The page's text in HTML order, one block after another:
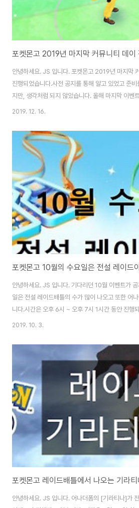
포켓몬고 2019년 마지막 커뮤니티 데이
안녕하세요. JS 입니다. 포켓몬고 2019년 마지막
진행되었습니다.사전 공지를 통해 알고 있었고 준
지만, 생각처럼 되지 않았습니다. 올해 마지막 이
마리를 잡는다! 12월 이벤트 다시 살펴 보기 올해 마
전 9시 ~ 오후 11시까지- 오전 11시 ~ 오후 2시까
부화 거리 2배 단축- 다양한 포켓몬 포획과 레이
월 15일 토요일 오전 9시 ~ 오후 11시까지 (토요일
2시까지 별의 모래와 XP 2배- 알 부화 거리 2배 단
2019. 12. 16.
포켓몬고 10월의 수요일은 전설 레이드
안녕하세요. JS 입니다. 기다리던 10월 이벤트가
일은 전설 레이드배틀의 수가 많이 나오고 또한 어
니다.시간은 오후 6시 ~ 오후 7시 1시간 동안 진행
주 수요일 오후 6시!! 일찍 퇴근해서 레이드배틀 하
나가 등장했습니다. 레이드배틀 장소를 확인하고
는 5성급으로, 40레벨 4명 이상 모여야 배틀이 가
은 총 8명이 참가했습니다.8명이 되니 약간 쉽게
틀에서 승리하면 황금 라즈열매를 비롯하여 고급상
래를 획득할 수 있..
2019. 10. 3.
포켓몬고 레이드배틀에서 나오는 기라티
안녕하세요. JS 입니다. 어나더폼의 [기라티나]가